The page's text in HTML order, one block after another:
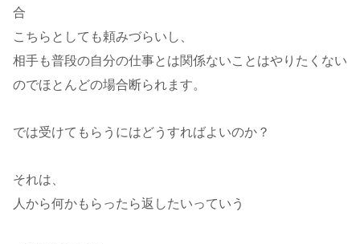
合
こちらとしても頼みづらいし、
相手も普段の自分の仕事とは関係ないことはやりたくない
のでほとんどの場合断られます。
では受けてもらうにはどうすればよいのか？
それは、
人から何かもらったら返したいっていう